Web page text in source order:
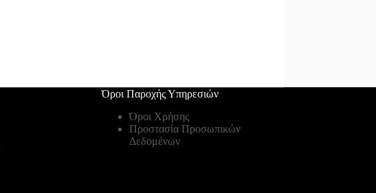
Όροι Παροχής Υπηρεσιών
Όροι Χρήσης
Προστασία Προσωπικών
Δεδομένων